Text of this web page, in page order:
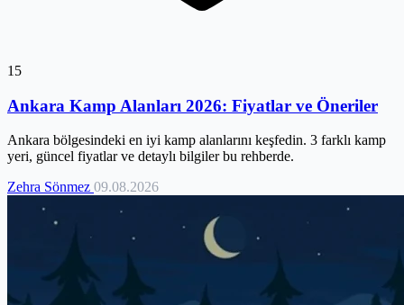
15
Ankara Kamp Alanları 2026: Fiyatlar ve Öneriler
Ankara bölgesindeki en iyi kamp alanlarını keşfedin. 3 farklı kamp
yeri, güncel fiyatlar ve detaylı bilgiler bu rehberde.
Zehra Sönmez 09.08.2026